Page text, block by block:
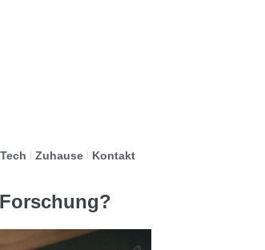
Tech Zuhause Kontakt